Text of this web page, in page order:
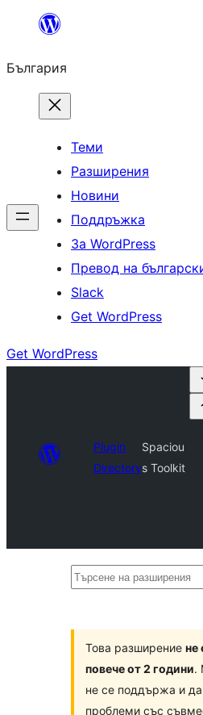
България
Теми
Разширения
Новини
Поддръжка
За WordPress
Превод на
Slack
Get WordPress
Get WordPress
Plugin
Directory
Spaciou
s Toolkit
Търсене
Това разширение не
повече от 2 години.
не се поддържа и
проблеми със